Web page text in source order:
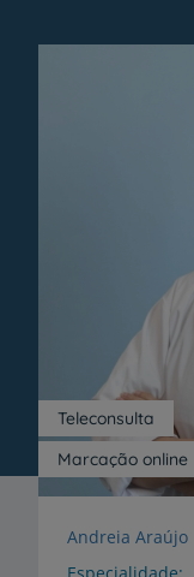
Marcação online
Teleconsulta
Andreia Araújo